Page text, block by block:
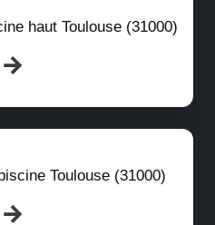
haut Toulouse (31000)
Toulouse (31000)